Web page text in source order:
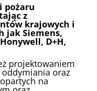
pożaru
z
krajowych i
jak Siemens,
D+H,
projektowaniem
oraz
na